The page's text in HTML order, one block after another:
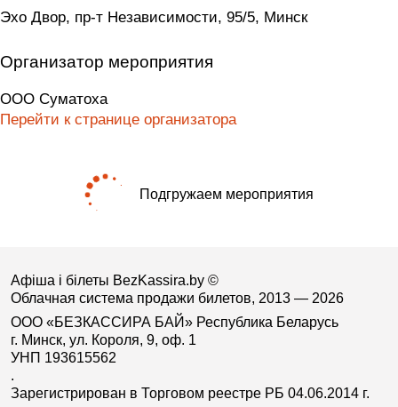
Эхо Двор, пр-т Независимости, 95/5, Минск
Организатор мероприятия
ООО Суматоха
Перейти к странице организатора
Подгружаем мероприятия
Афіша і білеты BezKassira.by ©
Облачная система продажи билетов, 2013 — 2026
ООО «БЕЗКАССИРА БАЙ» Республика Беларусь
г. Минск, ул. Короля, 9, оф. 1
УНП 193615562
.
Зарегистрирован в Торговом реестре РБ 04.06.2014 г.